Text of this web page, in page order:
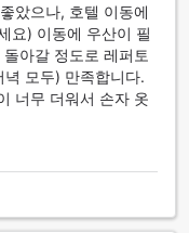
았으나, 호텔 이동에
요) 이동에 우산이 필
아갈 정도로 레퍼토
모두) 만족합니다.
너무 더워서 손자 옷